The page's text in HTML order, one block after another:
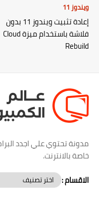
ويندوز 11
إعادة تثبيت ويندوز 11 بدون
فلاشة باستخدام ميزة Cloud
Rebuild
مدونة تحتوي علي اجدد
خاصة بالانترنت.
الاقسام :